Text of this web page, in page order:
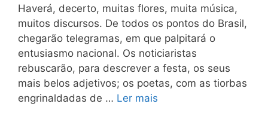
Haverá, decerto, muitas flores, muita música,
muitos discursos. De todos os pontos do Brasil,
chegarão telegramas, em que palpitará o
entusiasmo nacional. Os noticiaristas
rebuscarão, para descrever a festa, os seus
mais belos adjetivos; os poetas, com as tiorbas
engrinaldadas de … Ler mais